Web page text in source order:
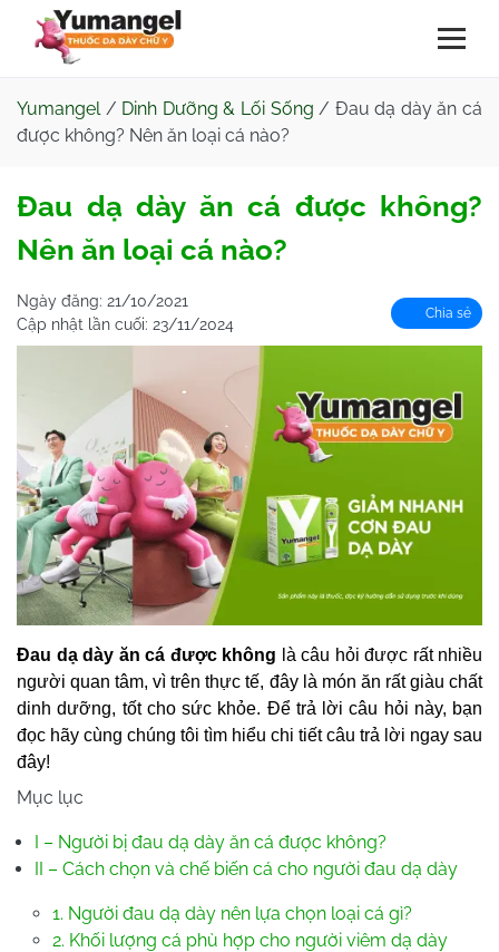
Yumangel/ Dinh Dưỡng & Lối Sống / Đau dạ dày ăn cá
được không? Nên ăn loại cá nào?
Đau dạ dày ăn cá được không?
Nên ăn loại cá nào?
Ngày đăng: 21/10/2021
Cập nhật lần cuối: 23/11/2024
Chia sẻ
Đau dạ dày ăn cá được không là câu hỏi được rất nhiều
người quan tâm, vì trên thực tế, đây là món ăn rất giàu chất
dinh dưỡng, tốt cho sức khỏe. Để trả lời câu hỏi này, bạn
đọc hãy cùng chúng tôi tìm hiểu chi tiết câu trả lời ngay sau
đây!
Mục lục
I – Người bị đau dạ dày ăn cá được không?
II – Cách chọn và chế biến cá cho người đau dạ dày
1. Người đau dạ dày nên lựa chọn loại cá gì?
2. Khối lượng cá phù hợp cho người viêm dạ dày